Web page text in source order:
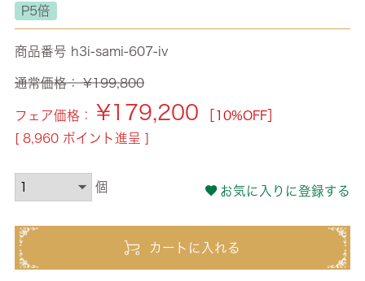
P5倍
商品番号 h3i-sami-607-iv
通常価格： ¥199,800
フェア価格： ¥179,200
［10%OFF］
[ 8,960 ポイント進呈 ]
お気に入りに登録する
カートに入れる